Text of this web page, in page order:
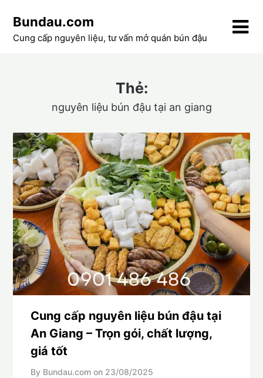
content
Bundau.com
Cung cấp nguyên liệu, tư vấn mở quán bún đậu
Thẻ:
nguyên liệu bún đậu tại an giang
Cung cấp nguyên liệu bún đậu tại
An Giang – Trọn gói, chất lượng,
giá tốt
By Bundau.com on 23/08/2025